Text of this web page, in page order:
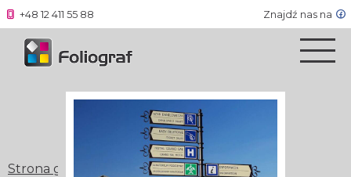
+48 12 411 55 88 Znajdź nas na
Strona główna Tablice kierunkowe